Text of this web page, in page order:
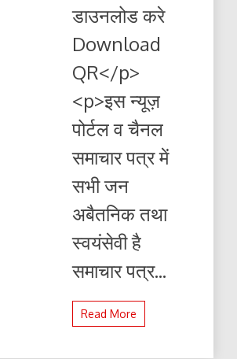
पढ़ें
डाउनलोड
डाउनलोड करे
Download
QR</p>
<p>इस न्यूज़
पोर्टल व चैनल
समाचार पत्र में
सभी जन
अबैतनिक तथा
स्वयंसेवी है
समाचार पत्र...
Read More